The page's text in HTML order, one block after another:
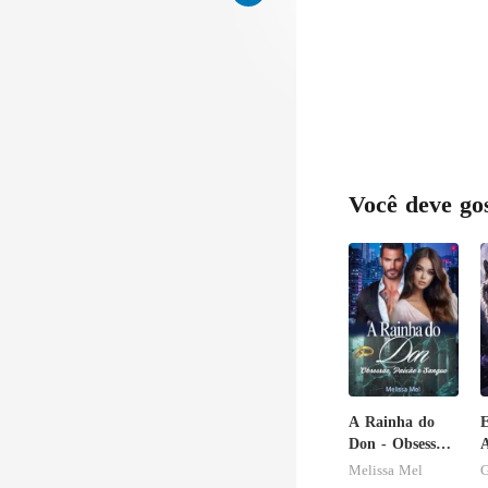
Você deve
A Rainha do
Don - Obsessão,
Paixão e
Melissa Mel